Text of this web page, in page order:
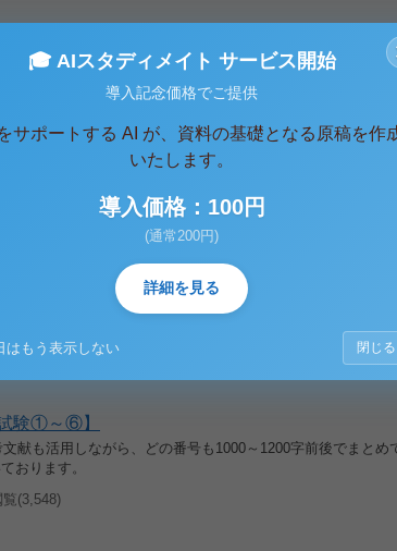
原因及び予防方法についてのべなさい。 《評価》B評価 良く
り上げた方がいいとありました。
ポート 成績A
よ。 １６２４文字
験①～⑥】
献も活用しながら、どの番号も1000～1200字前後でまとめ
おります。
覧(3,548)
🎓 AIスタディメイト サービス開始
導入記念価格でご提供
サポートする AI が、資料の基礎となる原稿を作
いたします。
導入価格：100円
(通常200円)
詳細を見る
はもう表示しない 閉じる